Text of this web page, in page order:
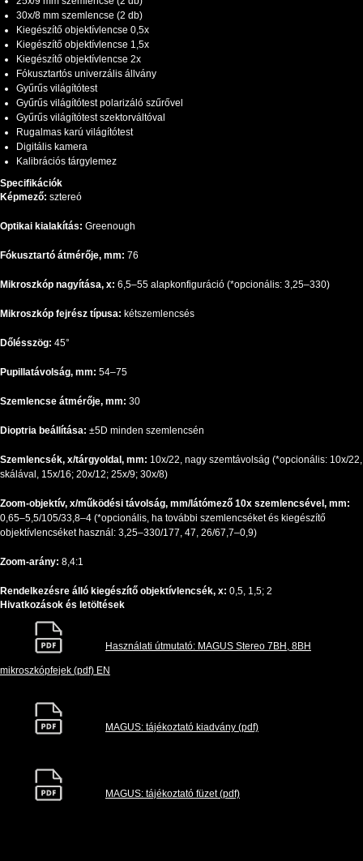
30x/8 mm szemlencse (2 db)
Kiegészítő objektívlencse 0,5x
Kiegészítő objektívlencse 1,5x
Kiegészítő objektívlencse 2x
Fókusztartós univerzális állvány
Gyűrűs világítótest
Gyűrűs világítótest polarizáló szűrővel
Gyűrűs világítótest szektorváltóval
Rugalmas karú világítótest
Digitális kamera
Kalibrációs tárgylemez
Specifikációk
Képmező: sztereó
Optikai kialakítás: Greenough
Fókusztartó átmérője, mm: 76
Mikroszkóp nagyítása, x: 6,5–55 alapkonfiguráció (*opcionális: 3,25–330)
Mikroszkóp fejrész típusa: kétszemlencsés
Dőlésszög: 45°
Pupillatávolság, mm: 54–75
Szemlencse átmérője, mm: 30
Dioptria beállítása: ±5D minden szemlencsén
Szemlencsék, x/tárgyoldal, mm: 10x/22, nagy szemtávolság (*opcionális: 10x/22,
skálával, 15x/16; 20x/12; 25x/9; 30x/8)
Zoom-objektív, x/működési távolság, mm/látómező 10x szemlencsével, mm:
0,65–5,5/105/33,8–4 (*opcionális, ha további szemlencséket és kiegészítő
objektívlencséket használ: 3,25–330/177, 47, 26/67,7–0,9)
Zoom-arány: 8,4:1
Rendelkezésre álló kiegészítő objektívlencsék, x: 0,5, 1,5; 2
Hivatkozások és letöltések
Használati útmutató: MAGUS Stereo 7BH, 8BH
mikroszkópfejek (pdf) EN
MAGUS: tájékoztató kiadvány (pdf)
MAGUS: tájékoztató füzet (pdf)